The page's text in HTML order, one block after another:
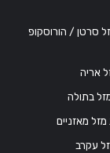
מזל סרטן / הורוסקופ